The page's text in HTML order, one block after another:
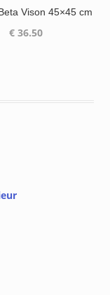
Vison 45×45 cm
€36.50